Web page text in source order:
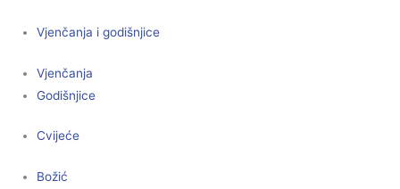
Vjenčanja i godišnjice
Vjenčanja
Godišnjice
Cvijeće
Božić